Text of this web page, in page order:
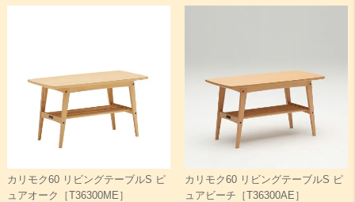
カリモク60 リビングテーブルS ピ
ュアオーク［T36300ME］
カリモク60 リビングテーブルS ピ
ュアビーチ［T36300AE］